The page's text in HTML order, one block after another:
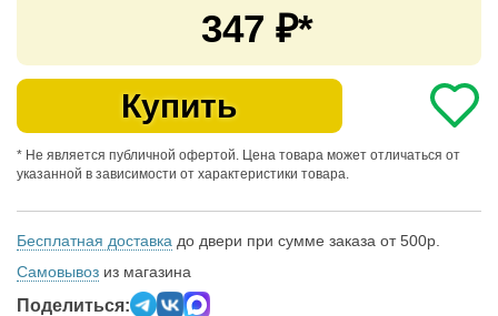
347 ₽*
Купить
* Не является публичной офертой. Цена товара может отличаться от
указанной в зависимости от характеристики товара.
Бесплатная доставка до двери при сумме заказа от 500р.
Самовывоз из магазина
Поделиться: